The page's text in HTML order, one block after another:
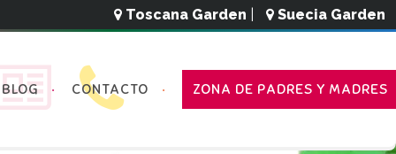
Toscana Garden Suecia Garden
BLOG CONTACTO ZONA DE PADRES Y MADRES